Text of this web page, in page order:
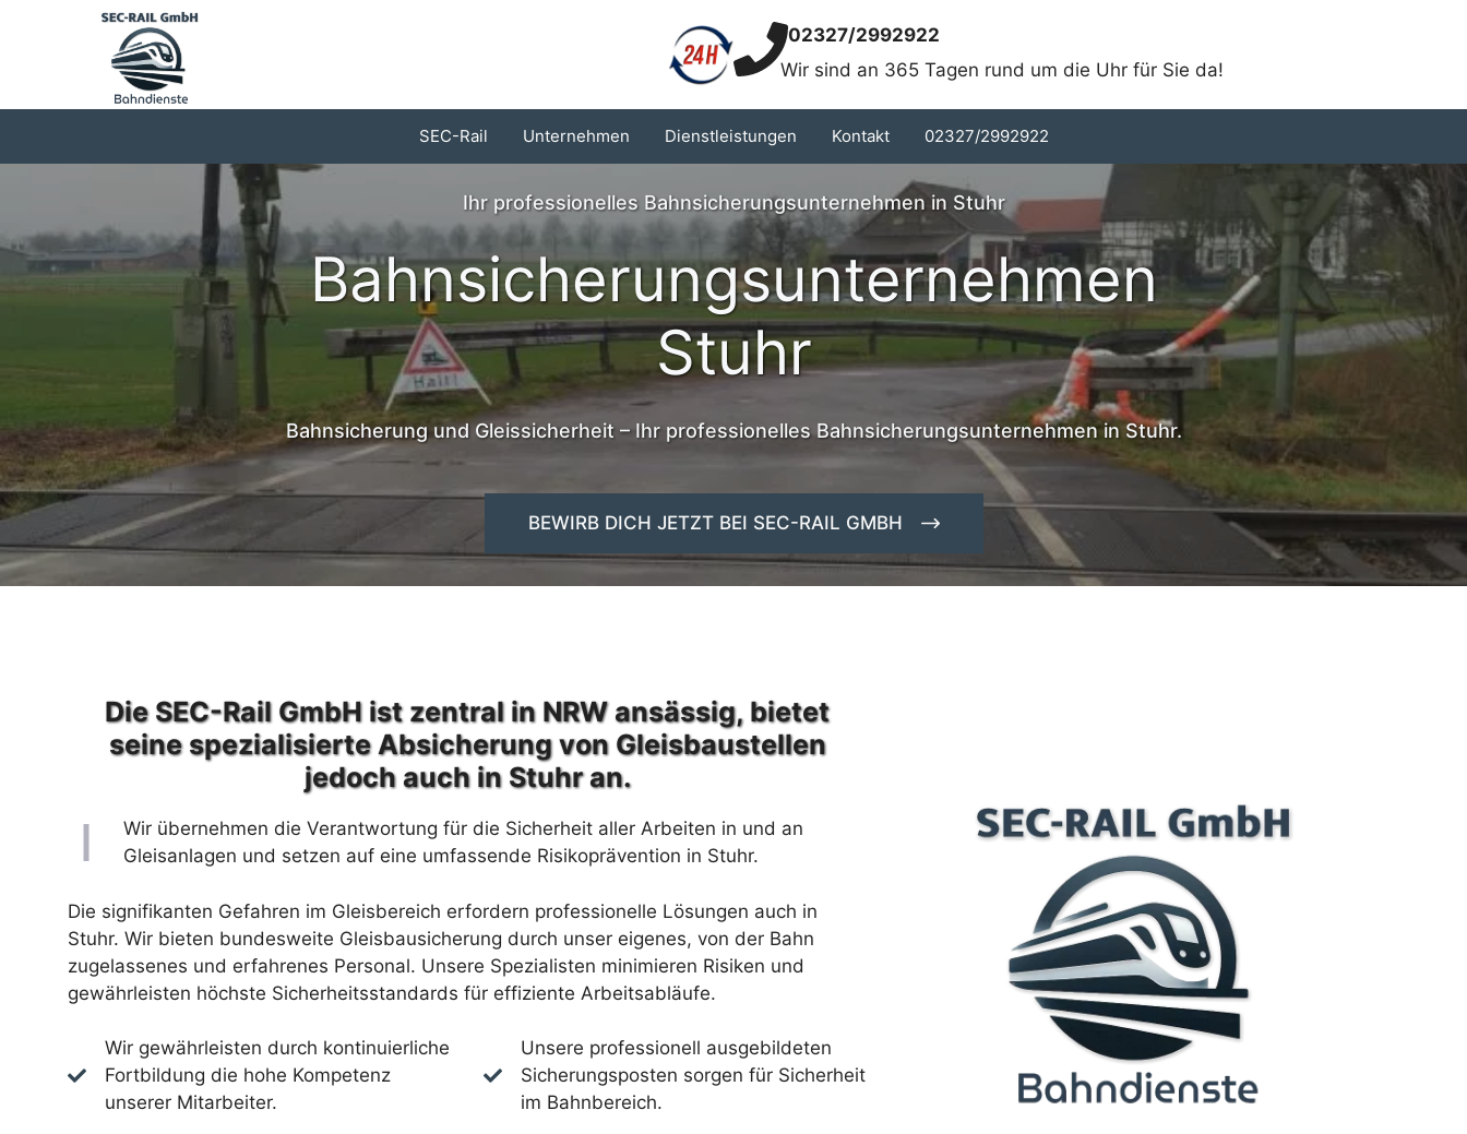
02327/2992922
Wir sind an 365 Tagen rund um die Uhr für Sie da!
SEC-Rail Unternehmen Dienstleistungen Kontakt 02327/2992922
Ihr professionelles Bahnsicherungsunternehmen in Stuhr
Bahnsicherungsunternehmen
Stuhr
Bahnsicherung und Gleissicherheit – Ihr professionelles Bahnsicherungsunternehmen in Stuhr.
BEWIRB DICH JETZT BEI SEC-RAIL GMBH
Die SEC-Rail GmbH ist zentral in NRW ansässig, bietet
seine spezialisierte Absicherung von Gleisbaustellen
jedoch auch in Stuhr an.
Wir übernehmen die Verantwortung für die Sicherheit aller Arbeiten in und an
Gleisanlagen und setzen auf eine umfassende Risikoprävention in Stuhr.
Die signifikanten Gefahren im Gleisbereich erfordern professionelle Lösungen auch in
Stuhr. Wir bieten bundesweite Gleisbausicherung durch unser eigenes, von der Bahn
zugelassenes und erfahrenes Personal. Unsere Spezialisten minimieren Risiken und
gewährleisten höchste Sicherheitsstandards für effiziente Arbeitsabläufe.
Wir gewährleisten durch kontinuierliche
Fortbildung die hohe Kompetenz
unserer Mitarbeiter.
Unsere professionell ausgebildeten
Sicherungsposten sorgen für Sicherheit
im Bahnbereich.